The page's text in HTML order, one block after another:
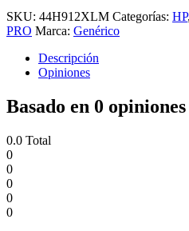
SKU: 44H912XLM Categorías: HP,
PRO Marca: Genérico
Descripción
Opiniones
Basado en 0 opiniones
0.0 Total
0
0
0
0
0